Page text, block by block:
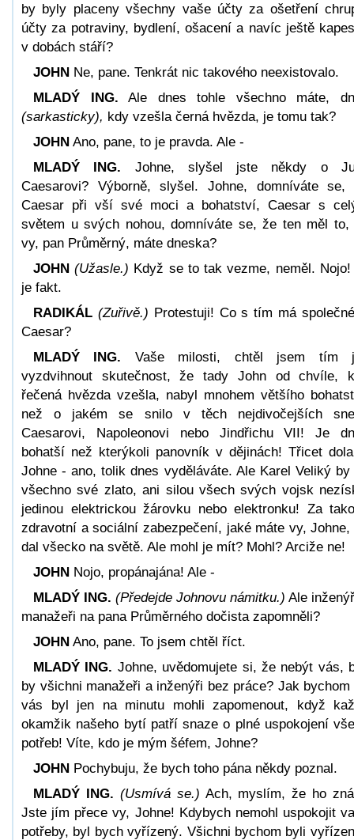
by byly placeny všechny vaše účty za ošetření
účty za potraviny, bydlení, ošacení a navíc ještě
v dobách stáří?
JOHN Ne, pane. Tenkrát nic takového neexistovalo.
MLADÝ ING. Ale dnes tohle všechno máte,
(sarkasticky), kdy vzešla černá hvězda, je tomu tak?
JOHN Ano, pane, to je pravda. Ale -
MLADÝ ING. Johne, slyšel jste někdy o
Caesarovi? Výborně, slyšel. Johne, domníváte se,
Caesar při vší své moci a bohatství, Caesar s
světem u svých nohou, domníváte se, že ten měl to,
vy, pan Průměrný, máte dneska?
JOHN (Užasle.) Když se to tak vezme, neměl. Nojo!
je fakt.
RADIKÁL (Zuřivě.) Protestuji! Co s tím má
Caesar?
MLADÝ ING. Vaše milosti, chtěl jsem tím
vyzdvihnout skutečnost, že tady John od chvíle,
řečená hvězda vzešla, nabyl mnohem většího
než o jakém se snilo v těch nejdivočejších
Caesarovi, Napoleonovi nebo Jindřichu VII! Je
bohatší než kterýkoli panovník v dějinách! Třicet
Johne - ano, tolik dnes vyděláváte. Ale Karel Veliký by
všechno své zlato, ani silou všech svých vojsk
jedinou elektrickou žárovku nebo elektronku! Za
zdravotní a sociální zabezpečení, jaké máte vy, Johne,
dal všecko na světě. Ale mohl je mít? Mohl? Arciže ne!
JOHN Nojo, propánajána! Ale -
MLADÝ ING. (Předejde Johnovu námitku.) Ale
manažeři na pana Průměrného dočista zapomněli?
JOHN Ano, pane. To jsem chtěl říct.
MLADÝ ING. Johne, uvědomujete si, že nebýt vás,
by všichni manažeři a inženýři bez práce? Jak bychom
vás byl jen na minutu mohli zapomenout, když
okamžik našeho bytí patří snaze o plné uspokojení
potřeb! Víte, kdo je mým šéfem, Johne?
JOHN Pochybuju, že bych toho pána někdy poznal.
MLADÝ ING. (Usmívá se.) Ach, myslím, že ho
Jste jím přece vy, Johne! Kdybych nemohl uspokojit
potřeby, byl bych vyřízený. Všichni bychom byli